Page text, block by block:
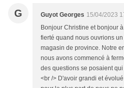
G Guyot Georges 15/04/2023
Bonjour Christine et bonjour
fierté quand nous ouvrions
magasin de province. Notre
nous avons commencé à
des questions se posaient
<br /> D'avoir grandi et